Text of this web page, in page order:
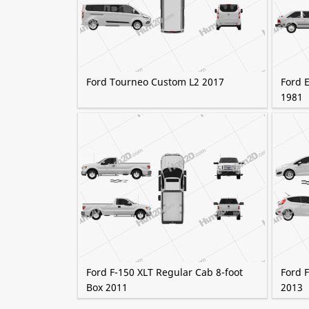
Ford Tourneo Custom L2 2017
Ford
1981
Ford F-150 XLT Regular Cab 8-foot
Box 2011
Ford
2013